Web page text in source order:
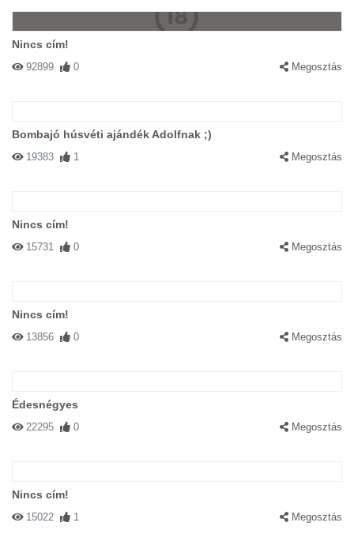
Nincs cím!
92899 0 Megosztás
Bombajó húsvéti ajándék Adolfnak ;)
19383 1 Megosztás
Nincs cím!
15731 0 Megosztás
Nincs cím!
13856 0 Megosztás
Édesnégyes
22295 0 Megosztás
Nincs cím!
15022 1 Megosztás